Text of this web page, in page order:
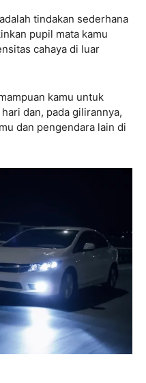
tindakan sederhana
pupil mata kamu
cahaya di luar
kamu untuk
dan, pada gilirannya,
dan pengendara lain di